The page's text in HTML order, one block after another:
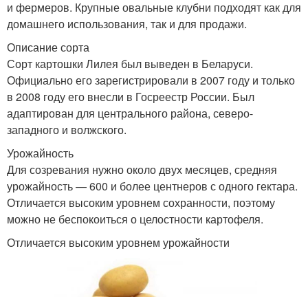
и фермеров. Крупные овальные клубни подходят как для
домашнего использования, так и для продажи.
Описание сорта
Сорт картошки Лилея был выведен в Беларуси.
Официально его зарегистрировали в 2007 году и только
в 2008 году его внесли в Госреестр России. Был
адаптирован для центрального района, северо-
западного и волжского.
Урожайность
Для созревания нужно около двух месяцев, средняя
урожайность — 600 и более центнеров с одного гектара.
Отличается высоким уровнем сохранности, поэтому
можно не беспокоиться о целостности картофеля.
Отличается высоким уровнем урожайности